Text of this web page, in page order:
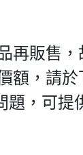
再販售
額，請於
，可